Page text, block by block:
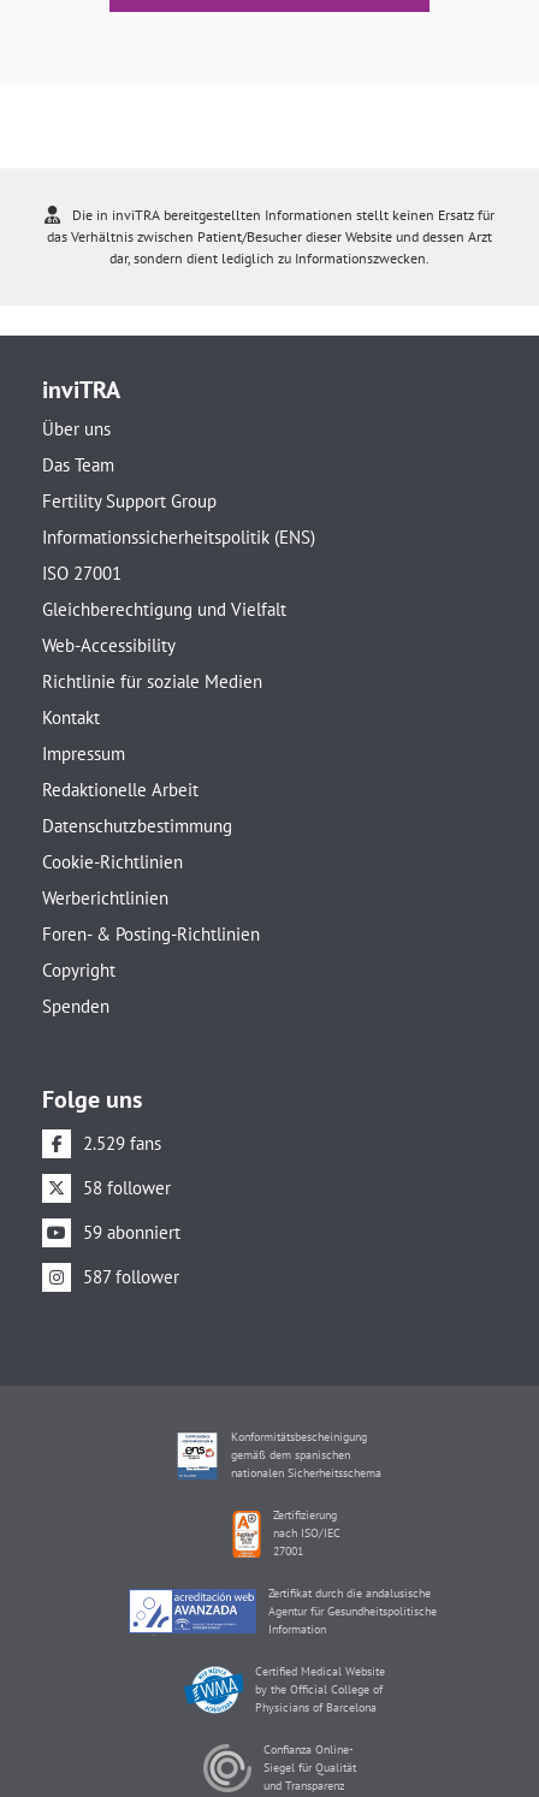
Die in inviTRA bereitgestellten Informationen stellt keinen Ersatz für
das Verhältnis zwischen Patient/Besucher dieser Website und dessen Arzt
dar, sondern dient lediglich zu Informationszwecken.
inviTRA
Über uns
Das Team
Fertility Support Group
Informationssicherheitspolitik (ENS)
ISO 27001
Gleichberechtigung und Vielfalt
Web-Accessibility
Richtlinie für soziale Medien
Kontakt
Impressum
Redaktionelle Arbeit
Datenschutzbestimmung
Cookie-Richtlinien
Werberichtlinien
Foren- & Posting-Richtlinien
Copyright
Spenden
Folge uns
2.529 fans
58 follower
59 abonniert
587 follower
Konformitätsbescheinigung
gemäß dem spanischen
nationalen Sicherheitsschema
Zertifizierung
nach ISO/IEC
27001
Zertifikat durch die andalusische
Agentur für Gesundheitspolitische
Information
Certified Medical Website
by the Official College of
Physicians of Barcelona
Confianza Online-
Siegel für Qualität
und Transparenz